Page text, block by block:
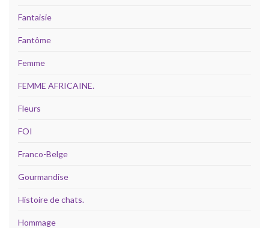
Fantaisie
Fantôme
Femme
FEMME AFRICAINE.
Fleurs
FOI
Franco-Belge
Gourmandise
Histoire de chats.
Hommage